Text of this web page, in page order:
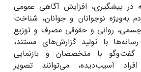
پیشگیری، افزایش آگاهی عمومی
به‌ویژه نوجوانان و جوانان، شناخت
جسمی، روانی و حقوقی مصرف و توزیع
با تولید گزارش‌های مستند،
گفت‌وگو با متخصصان و بازنمایی
آسیب‌دیده، می‌توانند تصویر